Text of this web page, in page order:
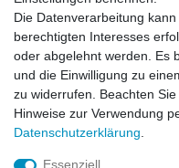
Vertrag
© Copyright
Die Datenverarbeitung
berechtigten Interesses
oder abgelehnt werden. Es
und die Einwilligung zu
zu widerrufen. Beachten
Hinweise zur Verwendung
Daten­schutz­erklärung
Essenziell